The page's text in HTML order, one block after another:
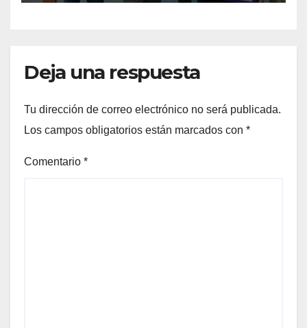
Deja una respuesta
Tu dirección de correo electrónico no será publicada.
Los campos obligatorios están marcados con *
Comentario *